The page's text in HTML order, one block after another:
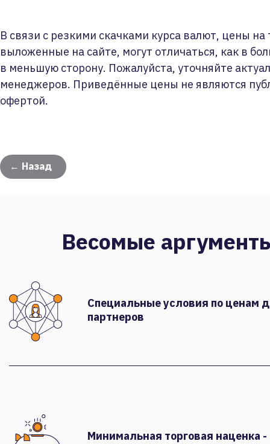
В связи с резкими скачками курса валют, цены на
выложенные на сайте, могут отличаться, как в
в меньшую сторону. Пожалуйста, уточняйте
менеджеров. Приведённые цены не являются
офертой.
← Назад
Весомые
Специальные условия по ценам
партнеров
Минимальная торговая наценка